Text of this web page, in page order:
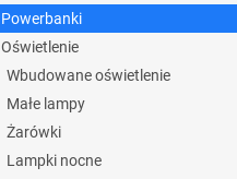
Powerbanki
Oświetlenie
Wbudowane oświetlenie
Małe lampy
Żarówki
Lampki nocne